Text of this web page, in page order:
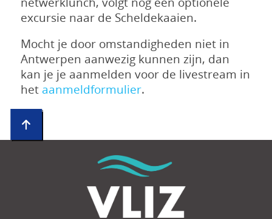
excursie naar de Scheldekaaien.
Mocht je door omstandigheden niet in
Antwerpen aanwezig kunnen zijn, dan
kan je je aanmelden voor de livestream in
het aanmeldformulier.